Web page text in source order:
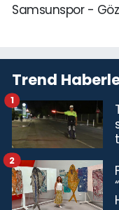
Samsunspor -
Trend
1
2